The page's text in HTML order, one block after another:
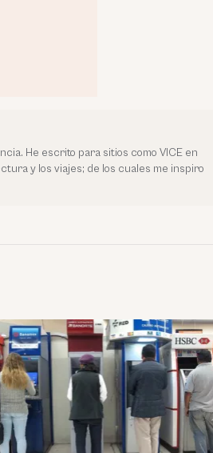
He escrito para sitios como VICE en
y los viajes; de los cuales me inspiro